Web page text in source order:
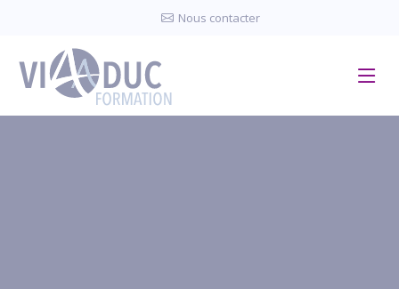
Nous contacter
Panneau de gestion des cookies